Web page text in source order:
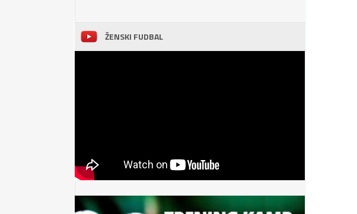
ŽENSKI FUDBAL